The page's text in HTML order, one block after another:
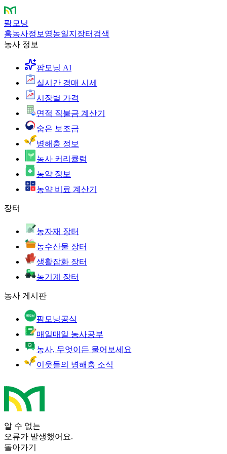
팜모닝
홈농사정보 영농일지 장터 검색
농사 정보
팜모닝 AI
실시간 경매 시세
시장별 가격
면적 직불금 계산기
숨은 보조금
병해충 정보
농사 커리큘럼
농약 정보
농약 비료 계산기
장터
농자재 장터
농수산물 장터
생활잡화 장터
농기계 장터
농사 게시판
팜모닝공식
매일매일 농사공부
농사, 무엇이든 물어보세요
이웃들의 병해충 소식
알 수 없는
오류가 발생했어요.
돌아가기